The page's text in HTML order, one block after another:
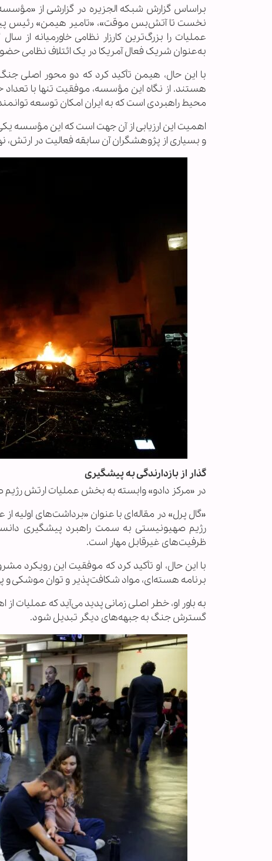
براساس گزارش شبکه الجزیره در گزارشی از
نخست تا آتش‌بس موقت»، «تامیر هیمن» رئیس
به‌عنوان شریک فعال آمریکا در یک ائتلاف نظامی
با این حال، هیمن تأکید کرد که دو محور اصلی
هستند. از نگاه این مؤسسه، موفقیت تنها با تعداد
محیط راهبردی‌ است که به ایران امکان توسعه
اهمیت این ارزیابی از آن جهت است که این مؤسسه
و بسیاری از پژوهشگران آن سابقه فعالیت در ارتش،
گذار از بازدارندگی به پیشگیری
در «مرکز دادو» وابسته به بخش عملیات ارتش رژیم
رژیم صهیونیستی به سمت راهبرد پیشگیری
ظرفیت‌های غیرقابل مهار است.
با این حال، او تأکید کرد که موفقیت این رویکرد
برنامه هسته‌ای، مواد شکافت‌پذیر و توان موشکی و
به باور او، خطر اصلی زمانی پدید می‌آید که عملیات
گسترش جنگ به جبهه‌های دیگر تبدیل شود.